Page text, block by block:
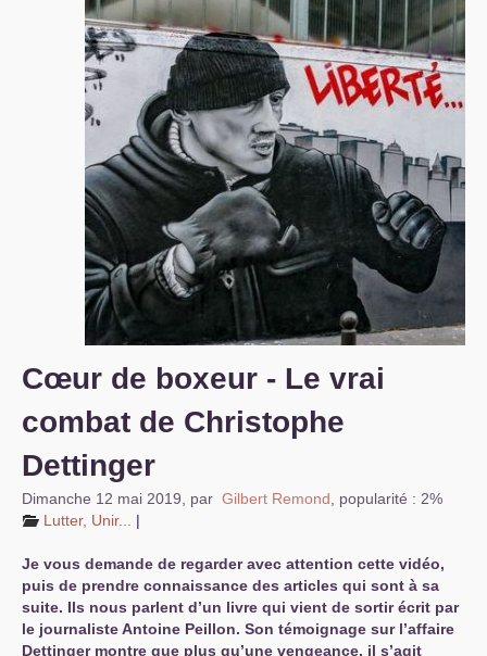
S’organiser
Comprendre...
Vie du site
Cœur de boxeur - Le vrai
combat de Christophe
Dettinger
Dimanche 12 mai 2019 par Gilbert Remond
popularité : 2%
Lutter, Unir...
|
Je vous demande de regarder avec attention cette vidéo,
puis de prendre connaissance des articles qui sont à sa
suite. Ils nous parlent d’un livre qui vient de sortir écrit par
le journaliste Antoine Peillon. Son témoignage sur l’affaire
Dettinger montre que plus qu’une vengeance, il s’agit